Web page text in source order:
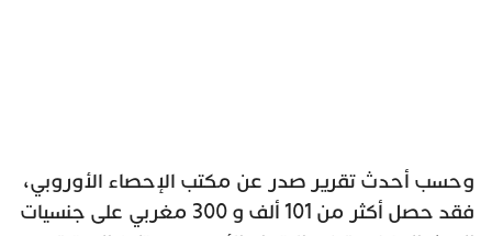
وحسب أحدث تقرير صدر عن مكتب الإحصاء الأوروبي،
فقد حصل أكثر من 101 ألف و 300 مغربي على جنسيات